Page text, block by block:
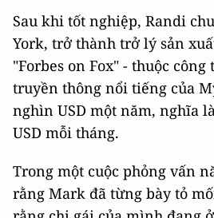
Sau khi tốt nghiệp, Randi
York, trở thành trở lý sản
"Forbes on Fox" - thuộc
truyền thông nổi tiếng của
nghìn USD một năm, nghĩa
USD mỗi tháng.
Trong một cuộc phỏng vấn
rằng Mark đã từng bày tỏ